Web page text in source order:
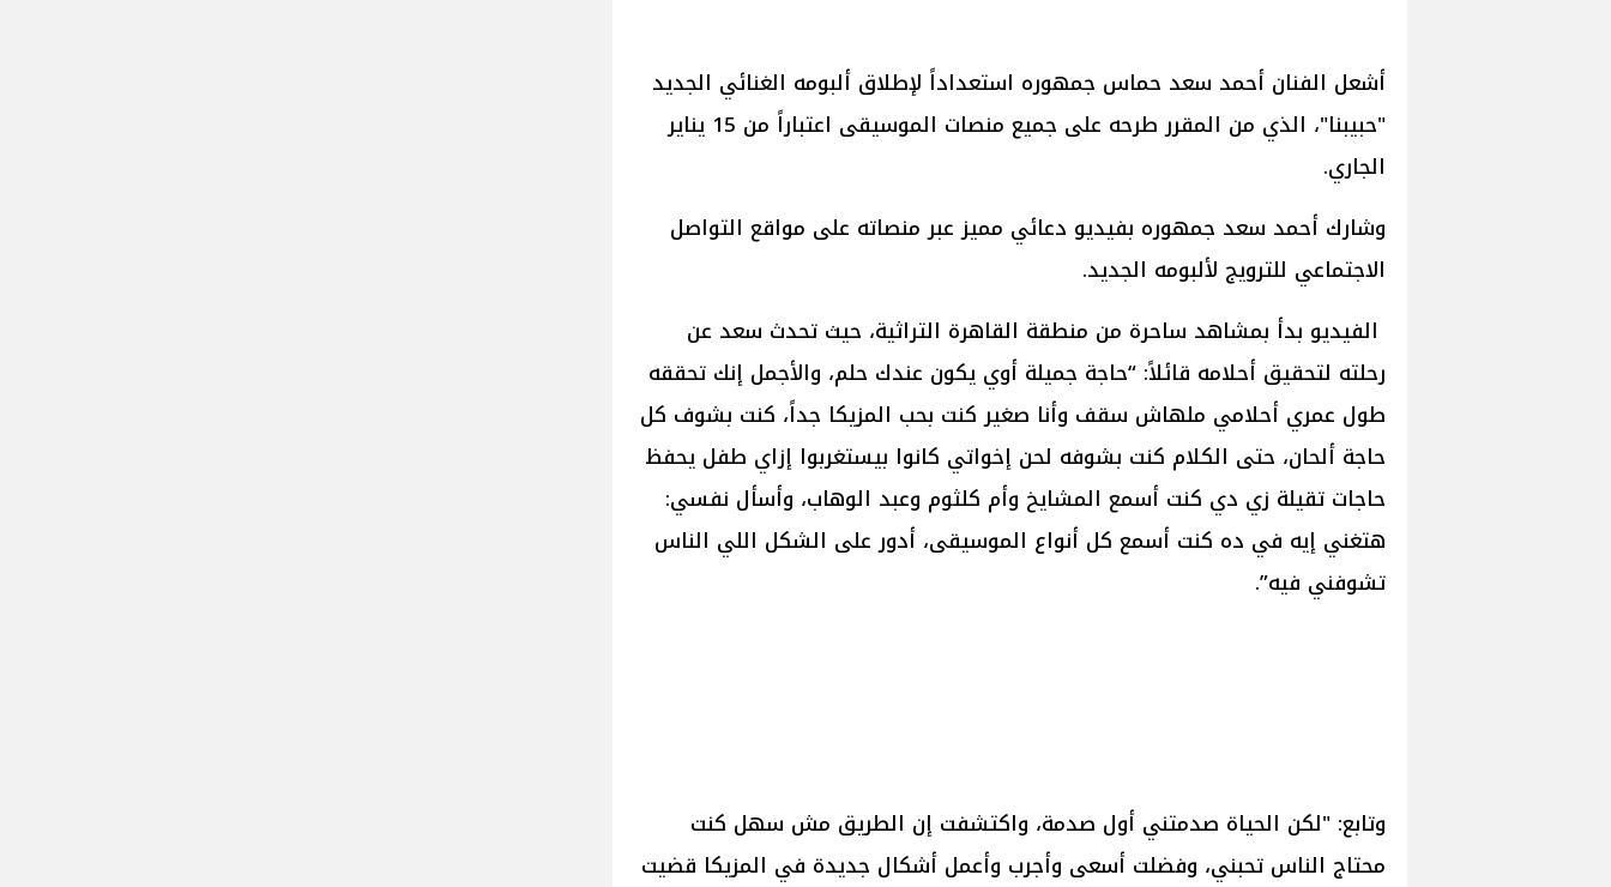
أشعل الفنان أحمد سعد حماس جمهوره استعداداً لإطلاق ألبومه الغنائي الجديد
"حبيبنا"، الذي من المقرر طرحه على جميع منصات الموسيقى اعتباراً من 15 يناير
الجاري.
وشارك أحمد سعد جمهوره بفيديو دعائي مميز عبر منصاته على مواقع التواصل
الاجتماعي للترويج لألبومه الجديد.
الفيديو بدأ بمشاهد ساحرة من منطقة القاهرة التراثية، حيث تحدث سعد عن
رحلته لتحقيق أحلامه قائلاً: “حاجة جميلة أوي يكون عندك حلم، والأجمل إنك تحققه
طول عمري أحلامي ملهاش سقف وأنا صغير كنت بحب المزيكا جداً، كنت بشوف كل
حاجة ألحان، حتى الكلام كنت بشوفه لحن إخواتي كانوا بيستغربوا إزاي طفل يحفظ
حاجات تقيلة زي دي كنت أسمع المشايخ وأم كلثوم وعبد الوهاب، وأسأل نفسي:
هتغني إيه في ده كنت أسمع كل أنواع الموسيقى، أدور على الشكل اللي الناس
تشوفني فيه”.
وتابع: "لكن الحياة صدمتني أول صدمة، واكتشفت إن الطريق مش سهل كنت
محتاج الناس تحبني، وفضلت أسعى وأجرب وأعمل أشكال جديدة في المزيكا قضيت